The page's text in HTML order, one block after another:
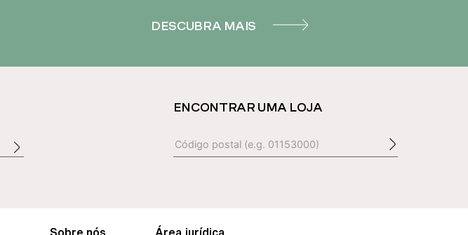
DESCUBRA MAIS
ENCONTRAR UMA LOJA